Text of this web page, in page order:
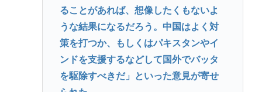
ることがあれば、想像したくもないよ
うな結果になるだろう。中国はよく対
策を打つか、もしくはパキスタンやイ
ンドを支援するなどして国外でバッタ
を駆除すべきだ」といった意見が寄せ